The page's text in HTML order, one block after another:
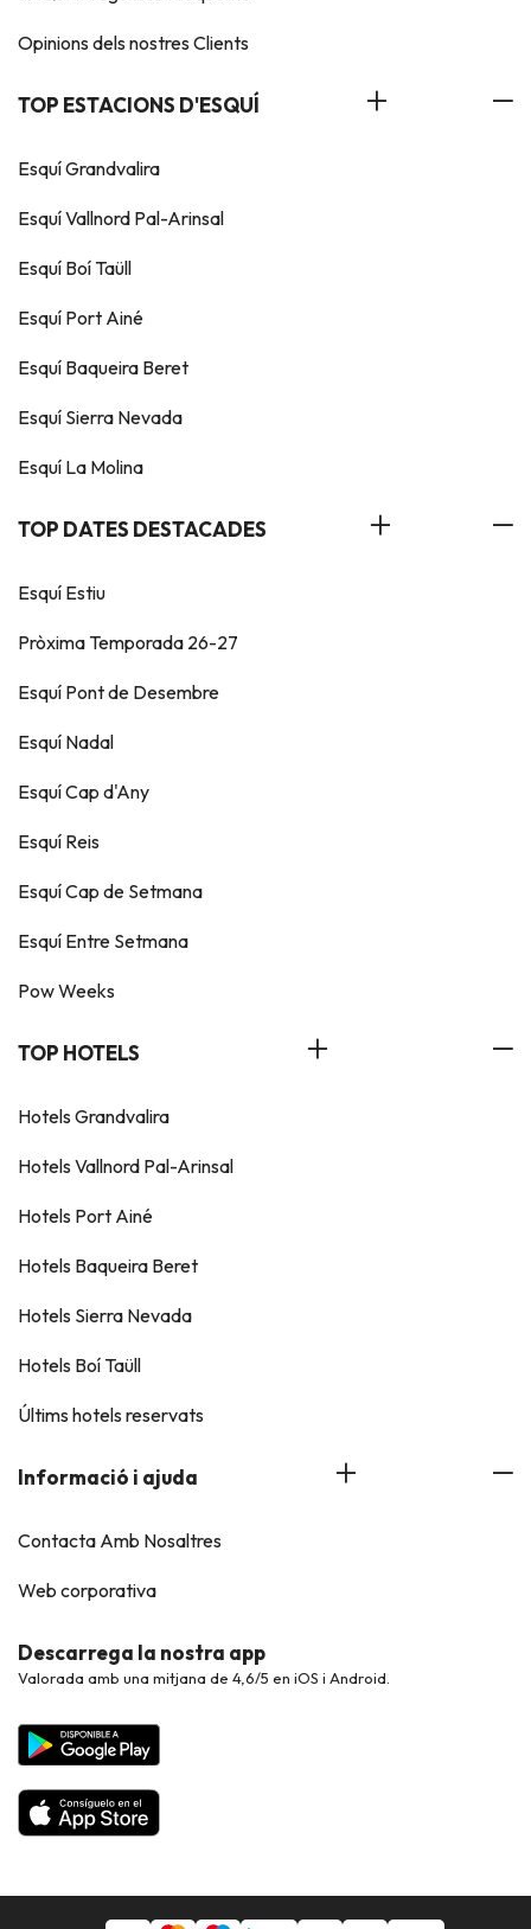
Opinions dels nostres Clients
TOP ESTACIONS D'ESQUÍ
Esquí Grandvalira
Esquí Vallnord Pal-Arinsal
Esquí Boí Taüll
Esquí Port Ainé
Esquí Baqueira Beret
Esquí Sierra Nevada
Esquí La Molina
TOP DATES DESTACADES
Esquí Estiu
Pròxima Temporada 26-27
Esquí Pont de Desembre
Esquí Nadal
Esquí Cap d'Any
Esquí Reis
Esquí Cap de Setmana
Esquí Entre Setmana
Pow Weeks
TOP HOTELS
Hotels Grandvalira
Hotels Vallnord Pal-Arinsal
Hotels Port Ainé
Hotels Baqueira Beret
Hotels Sierra Nevada
Hotels Boí Taüll
Últims hotels reservats
Informació i ajuda
Contacta Amb Nosaltres
Web corporativa
Descarrega la nostra app
Valorada amb una mitjana de 4,6/5 en iOS i Android.